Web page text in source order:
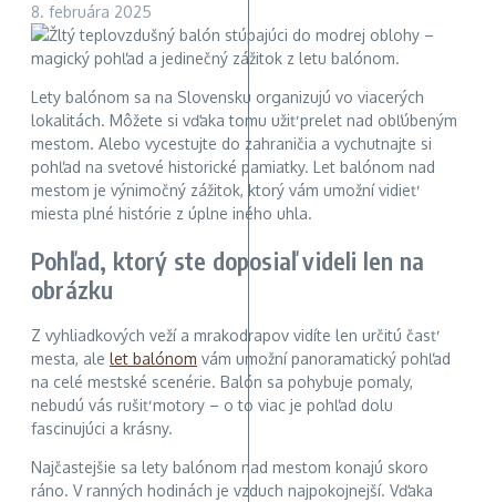
8. februára 2025
Lety balónom sa na Slovensku organizujú vo viacerých
lokalitách. Môžete si vďaka tomu užiť prelet nad obľúbeným
mestom. Alebo vycestujte do zahraničia a vychutnajte si
pohľad na svetové historické pamiatky. Let balónom nad
mestom je výnimočný zážitok, ktorý vám umožní vidieť
miesta plné histórie z úplne iného uhla.
Pohľad, ktorý ste doposiaľ videli len na
obrázku
Z vyhliadkových veží a mrakodrapov vidíte len určitú časť
mesta, ale let balónom vám umožní panoramatický pohľad
na celé mestské scenérie. Balón sa pohybuje pomaly,
nebudú vás rušiť motory – o to viac je pohľad dolu
fascinujúci a krásny.
Najčastejšie sa lety balónom nad mestom konajú skoro
ráno. V ranných hodinách je vzduch najpokojnejší. Vďaka